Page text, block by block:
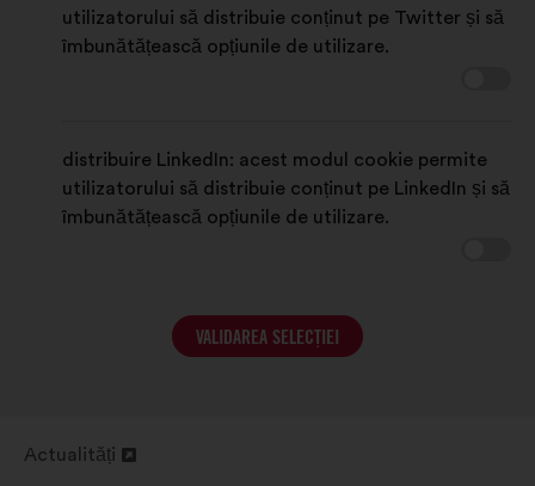
utilizatorului să distribuie conținut pe Twitter și să
îmbunătățească opțiunile de utilizare.
distribuire LinkedIn: acest modul cookie permite
utilizatorului să distribuie conținut pe LinkedIn și să
îmbunătățească opțiunile de utilizare.
VALIDAREA SELECȚIEI
Actualități
Deschidere